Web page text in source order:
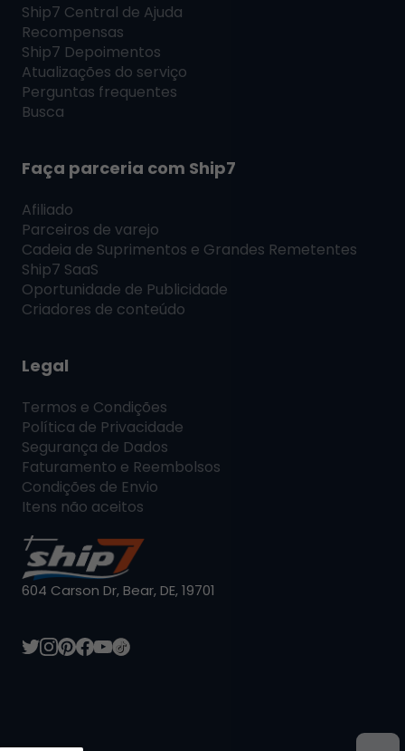
Ship7 Central de Ajuda
Recompensas
Ship7 Depoimentos
Atualizações do serviço
Perguntas frequentes
Busca
Faça parceria com Ship7
Afiliado
Parceiros de varejo
Cadeia de Suprimentos e Grandes Remetentes
Ship7 SaaS
Oportunidade de Publicidade
Criadores de conteúdo
Legal
Termos e Condições
Política de Privacidade
Segurança de Dados
Faturamento e Reembolsos
Condições de Envio
Itens não aceitos
604 Carson Dr, Bear, DE, 19701